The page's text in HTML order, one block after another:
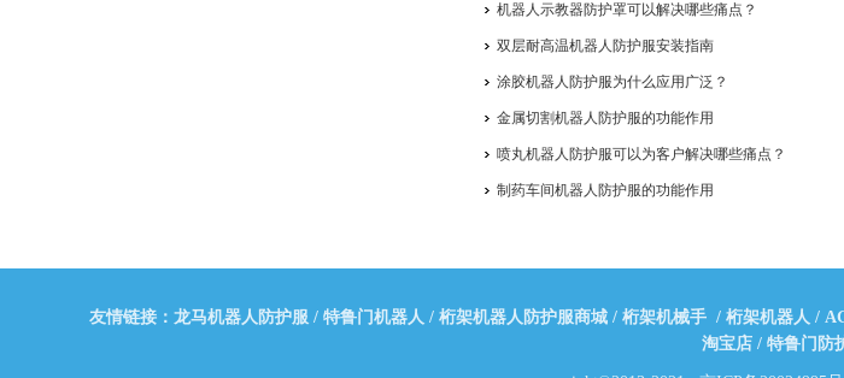
机器人示教器防护罩可以解决哪些痛点？
双层耐高温机器人防护服安装指南
涂胶机器人防护服为什么应用广泛？
金属切割机器人防护服的功能作用
喷丸机器人防护服可以为客户解决哪些痛点？
制药车间机器人防护服的功能作用
友情链接： 龙马机器人防护服 / 特鲁门机器人 / 桁架机器人防护服商城 / 桁架机械手 / 桁架机器人 /
淘宝店 / 特鲁门防